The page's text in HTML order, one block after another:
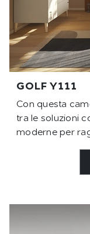
GOLF Y111
Con questa
tra le soluzioni
moderne per